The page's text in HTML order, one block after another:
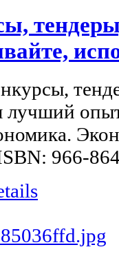
лучший
966-